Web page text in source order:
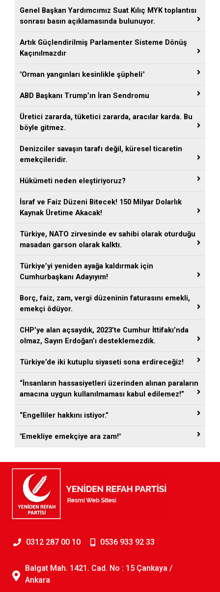
Genel Başkan Yardımcımız Suat Kılıç MYK toplantısı
sonrası basın açıklamasında bulunuyor.
Artık Güçlendirilmiş Parlamenter Sisteme Dönüş
Kaçınılmazdır
"Orman yangınları kesinlikle şüpheli"
ABD Başkanı Trump’ın İran Sendromu
Üretici zararda, tüketici zararda, aracılar karda. Bu
böyle gitmez.
Denizciler savaşın tarafı değil, küresel ticaretin
emekçileridir.
Hükümeti neden eleştiriyoruz?
İsraf ve Faiz Düzeni Bitecek! 150 Milyar Dolarlık
Kaynak Üretime Akacak!
Türkiye, NATO zirvesinde ev sahibi olarak oturduğu
masadan garson olarak kalktı.
Türkiye’yi yeniden ayağa kaldırmak için
Cumhurbaşkanı Adayıyım!
Borç, faiz, zam, vergi düzeninin faturasını emekli,
emekçi ödüyor.
CHP’ye alan açsaydık, 2023’te Cumhur İttifakı’nda
olmaz, Sayın Erdoğan’ı desteklemezdik.
Türkiye’de iki kutuplu siyaseti sona erdireceğiz!
“İnsanların hassasiyetleri üzerinden alınan paraların
amacına uygun kullanılmaması kabul edilemez!”
“Engelliler hakkını istiyor.”
"Emekliye emekçiye ara zam!"
0312 287 00 10 0536 933 92 33
Balgat Mah. 1421. Cad. No : 15 Çankaya /
Ankara